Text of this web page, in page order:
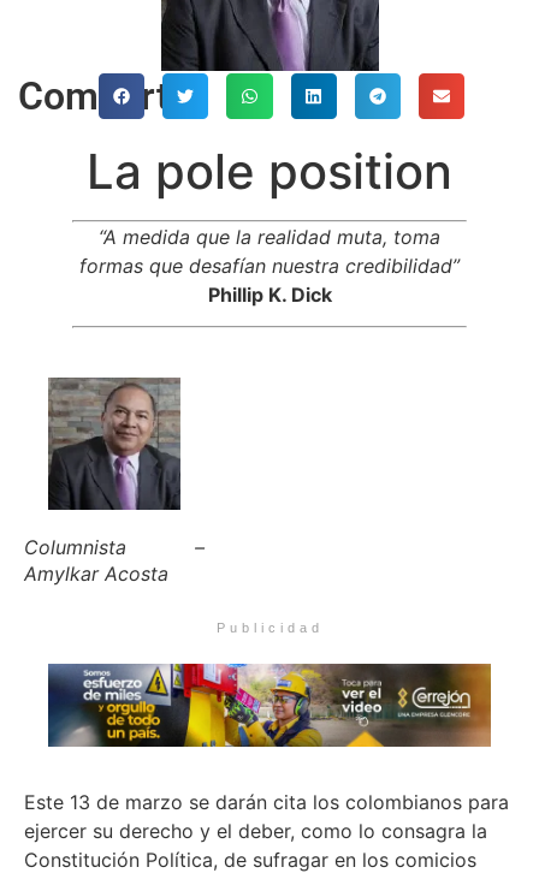
Comparte
La pole position
“A medida que la realidad muta, toma
formas que desafían nuestra credibilidad”
Phillip K. Dick
Columnista –
Amylkar Acosta
Publicidad
Este 13 de marzo se darán cita los colombianos para
ejercer su derecho y el deber, como lo consagra la
Constitución Política, de sufragar en los comicios